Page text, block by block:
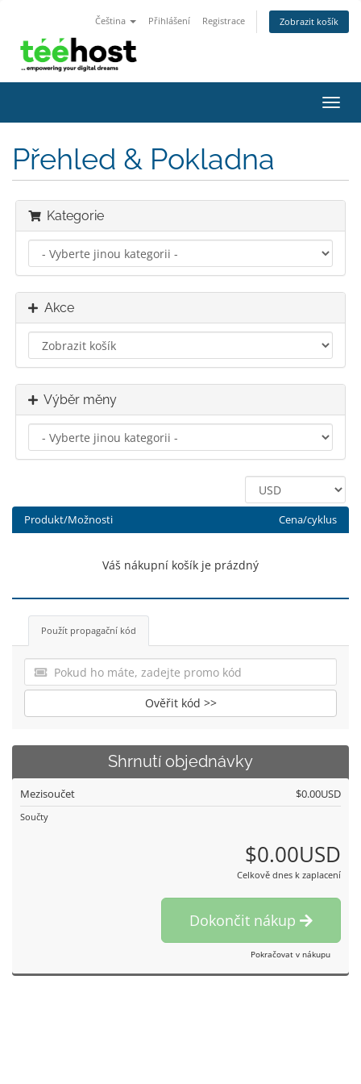
Čeština Přihlášení Registrace Zobrazit košík
Přehled & Pokladna
Kategorie
Akce
Výběr měny
Produkt/Možnosti Cena/cyklus
Váš nákupní košík je prázdný
Použít propagační kód
Ověřit kód >>
Shrnutí objednávky
Mezisoučet $0.00USD
Součty
$0.00USD
Celkově dnes k zaplacení
Dokončit nákup
Pokračovat v nákupu